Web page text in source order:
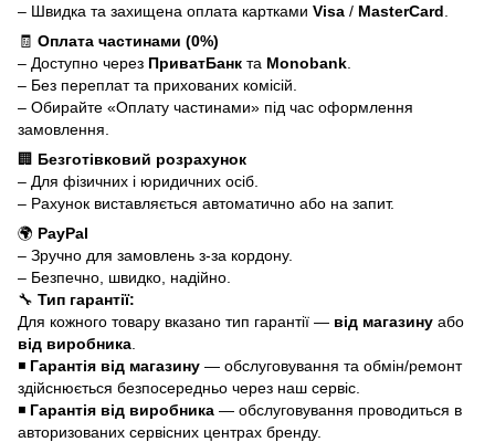
– Швидка та захищена оплата картками Visa / MasterCard
🧾 Оплата частинами (0%)
– Доступно через ПриватБанк та Monobank
– Без переплат та прихованих комісій.
– Обирайте «Оплату частинами» під час оформлення
замовлення.
🏢 Безготівковий розрахунок
– Для фізичних і юридичних осіб.
– Рахунок виставляється автоматично або на запит.
🌍 PayPal
– Зручно для замовлень з-за кордону.
– Безпечно, швидко, надійно.
🔧 Тип гарантії:
Для кожного товару вказано тип гарантії — від магазину або
від виробника
◾ Гарантія від магазину — обслуговування та обмін/ремонт
здійснюється безпосередньо через наш сервіс.
◾ Гарантія від виробника — обслуговування проводиться в
авторизованих сервісних центрах бренду.